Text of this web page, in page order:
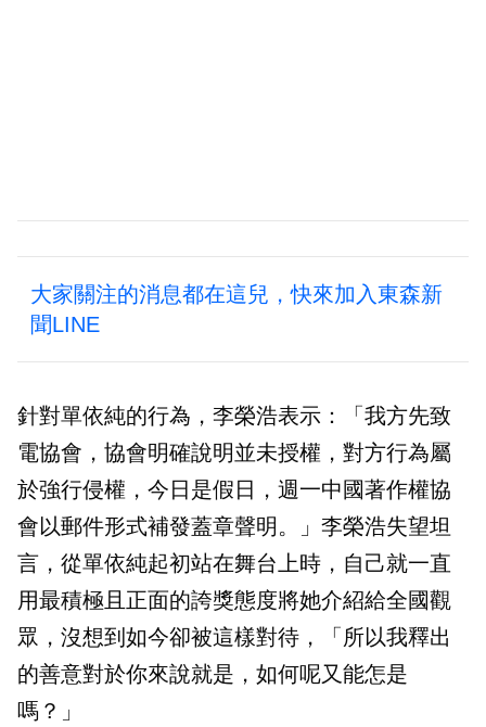
大家關注的消息都在這兒，快來加入東森新
聞LINE
針對單依純的行為，李榮浩表示：「我方先致
電協會，協會明確說明並未授權，對方行為屬
於強行侵權，今日是假日，週一中國著作權協
會以郵件形式補發蓋章聲明。」李榮浩失望坦
言，從單依純起初站在舞台上時，自己就一直
用最積極且正面的誇獎態度將她介紹給全國觀
眾，沒想到如今卻被這樣對待，「所以我釋出
的善意對於你來說就是，如何呢又能怎是
嗎？」